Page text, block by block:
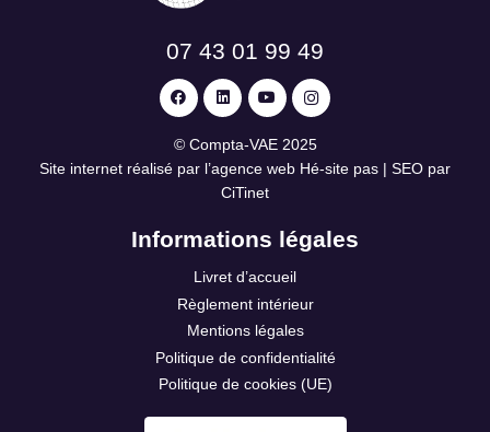
07 43 01 99 49
© Compta-VAE2025
Site internet réalisé par l’agence web Hé-site pas | SEO par
CiTinet
Informations légales
Livret d’accueil
Règlement intérieur
Mentions légales
Politique de confidentialité
Politique de cookies (UE)